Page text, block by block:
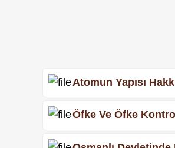
Atomun Yapısı
Öfke Ve Öfke